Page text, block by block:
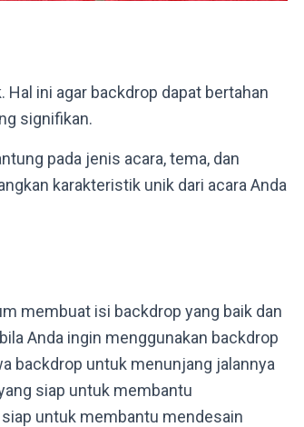
Hal ini agar backdrop dapat bertahan
signifikan.
pada jenis acara, tema, dan
karakteristik unik dari acara Anda
membuat isi backdrop yang baik dan
Anda ingin menggunakan backdrop
backdrop untuk menunjang jalannya
siap untuk membantu
untuk membantu mendesain